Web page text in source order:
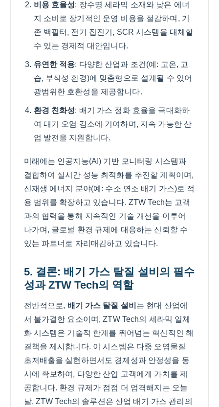
비용 효율성: 장수명 세라믹 소재와 낮은 에너
지 소비로 장기적인 운영 비용을 절감하며, 기
존 백필터, 전기 집진기, SCR 시스템을 대체할
수 있는 경제적 대안입니다.
유연한 적용: 다양한 산업과 조건(예: 고온, 고
습, 부식성 환경)에 맞춤형으로 설계될 수 있어
광범위한 호환성을 제공합니다.
환경 친화성: 배기 가스 정화 효율을 극대화하
여 대기 오염 감소에 기여하며, 지속 가능한 산
업 발전을 지원합니다.
미래에는 인공지능(AI) 기반 모니터링 시스템과
결합하여 실시간 성능 최적화를 추진할 계획이며,
신재생 에너지 분야(예: 수소 연소 배기 가스)로 적
용 범위를 확장하고 있습니다. ZTW Tech는 고객
과의 협력을 통해 지속적인 기술 개선을 이루어
나가며, 글로벌 환경 규제에 대응하는 신뢰할 수
있는 파트너로 자리매김하고 있습니다.
5. 결론: 배기 가스 탈질 설비의 필수
성과 ZTW Tech의 역할
전반적으로, 배기 가스 탈질 설비 는 현대 산업에
서 불가결한 요소이며, ZTW Tech의 세라믹 일체
화 시스템은 기술적 한계를 뛰어넘는 혁신적인 해
결책을 제시합니다. 이 시스템은 다중 오염물질
초저배출을 실현하면서도 경제성과 안정성을 동
시에 확보하여, 다양한 산업 고객에게 가치를 제
공합니다. 환경 규제가 점점 더 엄격해지는 오늘
날, ZTW Tech의 솔루션은 산업 배기 가스 관리의